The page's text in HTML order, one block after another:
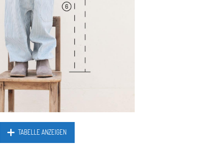
TABELLE ANZEIGEN